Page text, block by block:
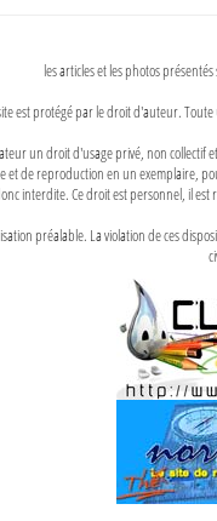
les articles et les photos
est protégé par le droit d'auteur.
un droit d'usage privé, non
et de reproduction en un exemplaire,
interdite. Ce droit est personnel, il
préalable. La violation de ces